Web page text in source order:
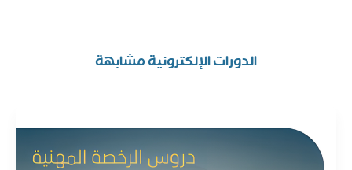
الدورات الإلكترونية مشابهة